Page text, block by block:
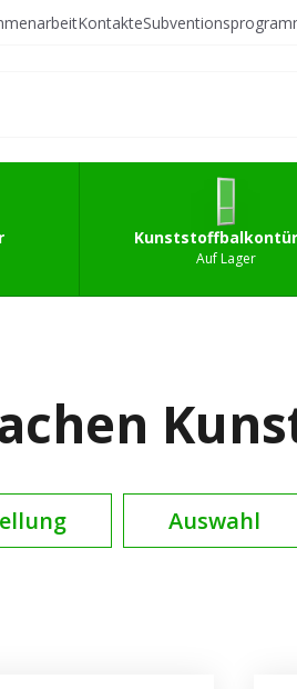
Kunststoffbalkontüren
Kontakte
Auf Lager
Auswahl